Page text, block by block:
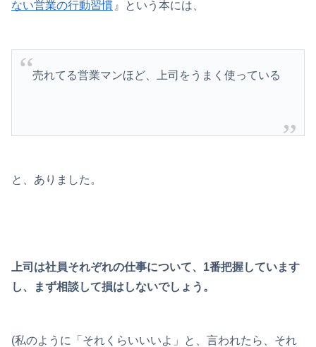
ない営業の行動習慣 』という本には、
売れてる営業マンほど、上司をうまく使っている
と、ありました。
上司は社員それぞれの仕事について、1番把握しています
し、まず相談して損はしないでしょう。
(私のように「それくらいいいよ」と、言われたら、それ